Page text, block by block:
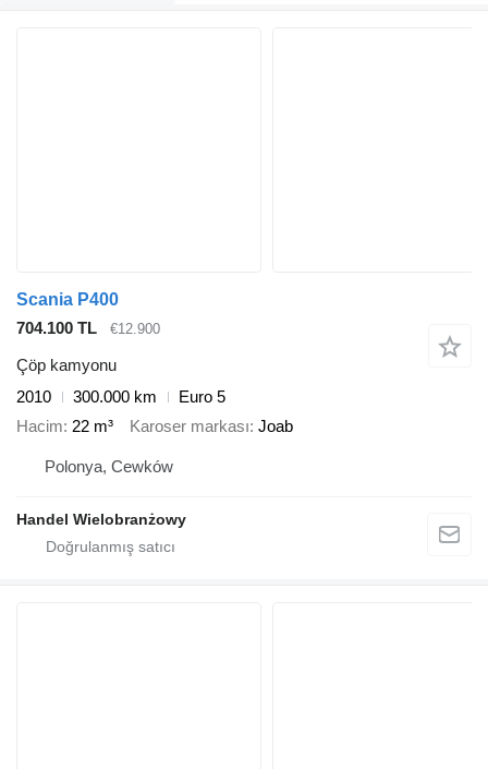
Scania P400
704.100 TL
€12.900
Çöp kamyonu
2010
300.000 km
Euro 5
Hacim 22 m³ Karoser markası Joab
Polonya, Cewków
Handel Wielobranżowy